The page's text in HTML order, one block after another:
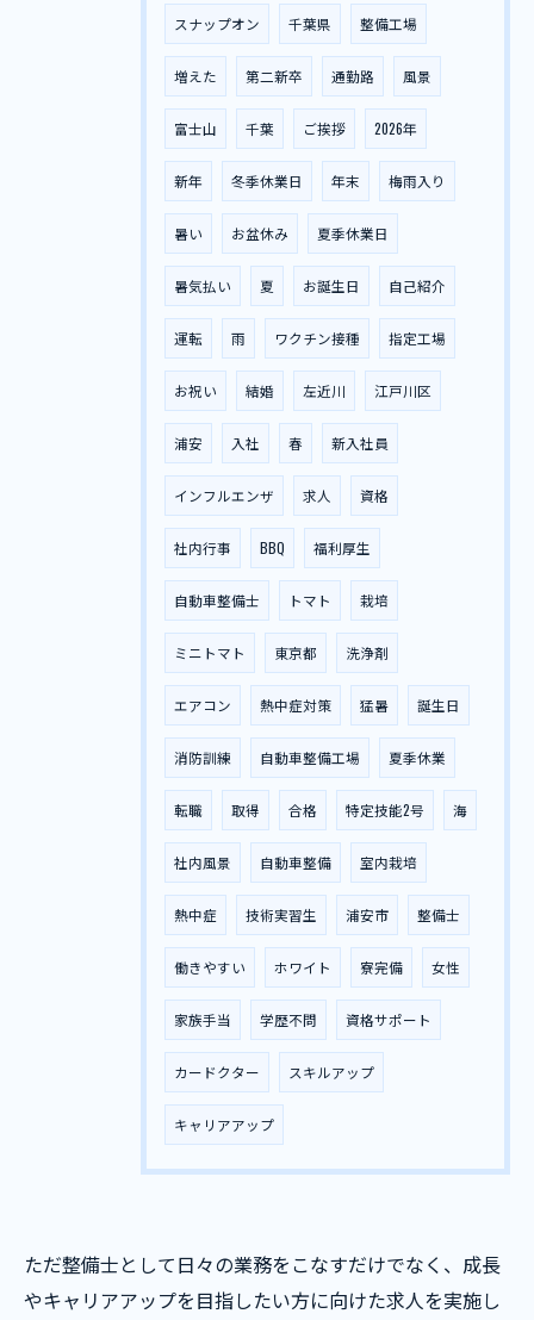
スナップオン 千葉県 整備工場
増えた 第二新卒 通勤路 風景
富士山 千葉 ご挨拶 2026年
新年 冬季休業日 年末 梅雨入り
暑い お盆休み 夏季休業日
暑気払い 夏 お誕生日 自己紹介
運転 雨 ワクチン接種 指定工場
お祝い 結婚 左近川 江戸川区
浦安 入社 春 新入社員
インフルエンザ 求人 資格
社内行事 BBQ 福利厚生
自動車整備士 トマト 栽培
ミニトマト 東京都 洗浄剤
エアコン 熱中症対策 猛暑 誕生日
消防訓練 自動車整備工場 夏季休業
転職 取得 合格 特定技能2号 海
社内風景 自動車整備 室内栽培
熱中症 技術実習生 浦安市 整備士
働きやすい ホワイト 寮完備 女性
家族手当 学歴不問 資格サポート
カードクター スキルアップ
キャリアアップ
ただ整備士として日々の業務をこなすだけでなく、成長
やキャリアアップを目指したい方に向けた求人を実施し